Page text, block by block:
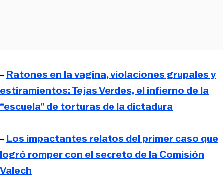
- Ratones en la vagina, violaciones grupales y
estiramientos: Tejas Verdes, el infierno de la
“escuela” de torturas de la dictadura
- Los impactantes relatos del primer caso que
logró romper con el secreto de la Comisión
Valech